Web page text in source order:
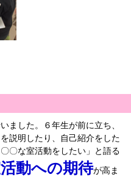
ました。６年生が前に立ち、
説明したり、自己紹介をした
〇な室活動をしたい」と語る
動への期待が高ま